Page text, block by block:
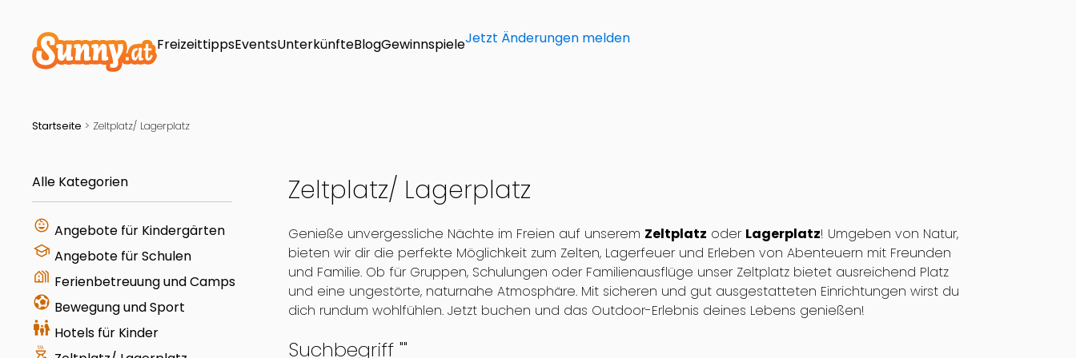
FreizeittippsEventsUnterkünfteBlogGewinnspieleJetzt Änderungen melden
Startseite > Zeltplatz/ Lagerplatz
Alle Kategorien
child_care Angebote für Kindergärten
school Angebote für Schulen
holiday_village Ferienbetreuung und Camps
sports_and_outdoors Bewegung und Sport
family_restroom Hotels für Kinder
outdoor_grill
Zeltplatz/ Lagerplatz
Genieße unvergessliche Nächte im Freien auf unserem Zeltplatz oder Lagerplatz! Umgeben von Natur,
bieten wir dir die perfekte Möglichkeit zum Zelten, Lagerfeuer und Erleben von Abenteuern mit Freunden
und Familie. Ob für Gruppen, Schulungen oder Familienausflüge unser Zeltplatz bietet ausreichend Platz
und eine ungestörte, naturnahe Atmosphäre. Mit sicheren und gut ausgestatteten Einrichtungen wirst du
dich rundum wohlfühlen. Jetzt buchen und das Outdoor-Erlebnis deines Lebens genießen!
Suchbegriff ""